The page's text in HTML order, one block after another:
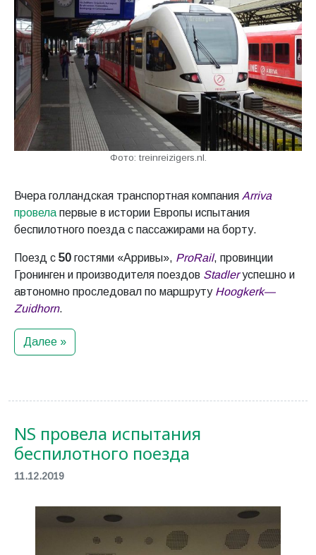
Фото: treinreizigers.nl.
Вчера голландская транспортная компания Arriva
провела первые в истории Европы испытания
беспилотного поезда с пассажирами на борту.
Поезд с 50 гостями «Арривы», ProRail, провинции
Гронинген и производителя поездов Stadlerуспешно и
автономно проследовал по маршруту Hoogkerk—
Zuidhorn.
Далее »
NS провела испытания
беспилотного поезда
11.12.2019